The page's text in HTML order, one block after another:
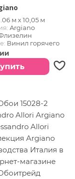
м х 10,05 м
Argiano
Винил горячего